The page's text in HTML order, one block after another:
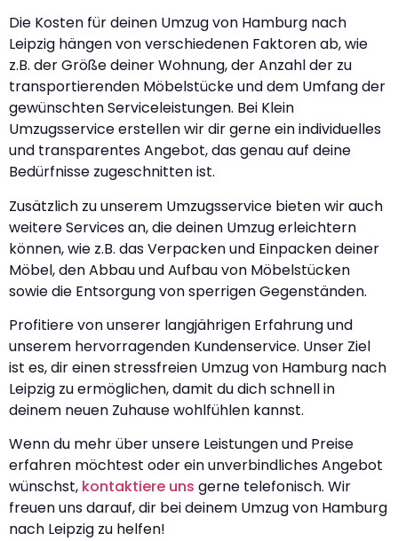
Die Kosten für deinen Umzug von Hamburg nach
Leipzig hängen von verschiedenen Faktoren ab, wie
z.B. der Größe deiner Wohnung, der Anzahl der zu
transportierenden Möbelstücke und dem Umfang der
gewünschten Serviceleistungen. Bei Klein
Umzugsservice erstellen wir dir gerne ein individuelles
und transparentes Angebot, das genau auf deine
Bedürfnisse zugeschnitten ist.
Zusätzlich zu unserem Umzugsservice bieten wir auch
weitere Services an, die deinen Umzug erleichtern
können, wie z.B. das Verpacken und Einpacken deiner
Möbel, den Abbau und Aufbau von Möbelstücken
sowie die Entsorgung von sperrigen Gegenständen.
Profitiere von unserer langjährigen Erfahrung und
unserem hervorragenden Kundenservice. Unser Ziel
ist es, dir einen stressfreien Umzug von Hamburg nach
Leipzig zu ermöglichen, damit du dich schnell in
deinem neuen Zuhause wohlfühlen kannst.
Wenn du mehr über unsere Leistungen und Preise
erfahren möchtest oder ein unverbindliches Angebot
wünschst, kontaktiere uns gerne telefonisch. Wir
freuen uns darauf, dir bei deinem Umzug von Hamburg
nach Leipzig zu helfen!